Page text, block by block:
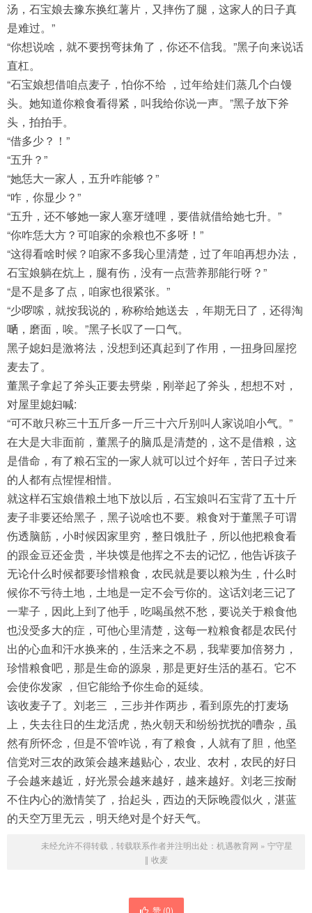
汤，石宝娘去豫东换红薯片，又摔伤了腿，这家人的日子真
是难过。”
“你想说啥，就不要拐弯抹角了，你还不信我。”黑子向来说话
直杠。
“石宝娘想借咱点麦子，怕你不给 ，过年给娃们蒸几个白馒
头。她知道你粮食看得紧，叫我给你说一声。”黑子放下斧
头，拍拍手。
“借多少？！”
“五升？”
“她恁大一家人，五升咋能够？”
“咋，你显少？”
“五升，还不够她一家人塞牙缝哩，要借就借给她七升。”
“你咋恁大方？可咱家的余粮也不多呀！”
“这得看啥时候？咱家不多我心里清楚，过了年咱再想办法，
石宝娘躺在炕上，腿有伤，没有一点营养那能行呀？”
“是不是多了点，咱家也很紧张。”
“少啰嗦，就按我说的，称称给她送去 ，年期无日了，还得淘
嗮，磨面，唉。”黑子长叹了一口气。
黑子媳妇是激将法，没想到还真起到了作用，一扭身回屋挖
麦去了。
董黑子拿起了斧头正要去劈柴，刚举起了斧头，想想不对，
对屋里媳妇喊:
“可不敢只称三十五斤多一斤三十六斤别叫人家说咱小气。”
在大是大非面前，董黑子的脑瓜是清楚的，这不是借粮，这
是借命，有了粮石宝的一家人就可以过个好年，苦日子过来
的人都有点惺惺相惜。
就这样石宝娘借粮土地下放以后，石宝娘叫石宝背了五十斤
麦子非要还给黑子，黑子说啥也不要。粮食对于董黑子可谓
伤透脑筋，小时候因家里穷，整日饿肚子，所以他把粮食看
的跟金豆还金贵，半块馍是他挥之不去的记忆，他告诉孩子
无论什么时候都要珍惜粮食，农民就是要以粮为生，什么时
候你不亏待土地，土地是一定不会亏你的。这话刘老三记了
一辈子，因此上到了他手，吃喝虽然不愁，要说关于粮食他
也没受多大的症，可他心里清楚，这每一粒粮食都是农民付
出的心血和汗水换来的，生活来之不易，我辈要加倍努力，
珍惜粮食吧，那是生命的源泉，那是更好生活的基石。它不
会使你发家 ，但它能给予你生命的延续。
该收麦子了。刘老三 ，三步并作两步，看到原先的打麦场
上，失去往日的生龙活虎，热火朝天和纷纷扰扰的嘈杂，虽
然有所怀念，但是不管咋说，有了粮食，人就有了胆，他坚
信党对三农的政策会越来越贴心，农业、农村，农民的好日
子会越来越近，好光景会越来越好，越来越好。刘老三按耐
不住内心的激情笑了，抬起头，西边的天际晚霞似火，湛蓝
的天空万里无云，明天绝对是个好天气。
未经允许不得转载，转载联系作者并注明出处： 机遇教育网 » 宁守星
‖ 收麦
赞 (0)